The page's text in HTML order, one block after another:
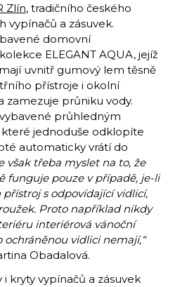
Zlín, tradičního českého
vypínačů a zásuvek.
domovní
ELEGANT AQUA, jejíž
uvnitř gumový lem těsně
přístroje i okolní
zamezuje průniku vody.
průhledným
jednoduše odklopíte
automaticky vrátí do
však třeba myslet na to, že
funguje pouze v případě, je-li
přístroj s odpovídající vidlicí,
Proto například nikdy
interiérová vánoční
ochráněnou vidlici nemají,“
Obadalová.
kryty vypínačů a zásuvek